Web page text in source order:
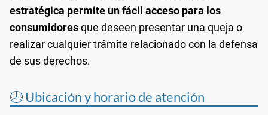
estratégica permite un fácil acceso para los
consumidoresque deseen presentar una queja o
realizar cualquier trámite relacionado con la defensa
de sus derechos.
🕗 Ubicación y horario de atención